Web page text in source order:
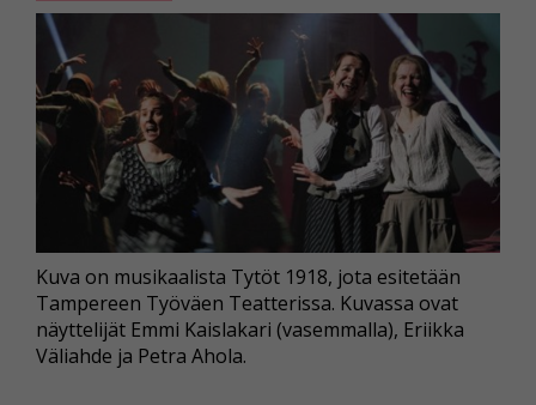
Kuva on musikaalista Tytöt 1918, jota esitetään
Tampereen Työväen Teatterissa. Kuvassa ovat
näyttelijät Emmi Kaislakari (vasemmalla), Eriikka
Väliahde ja Petra Ahola.